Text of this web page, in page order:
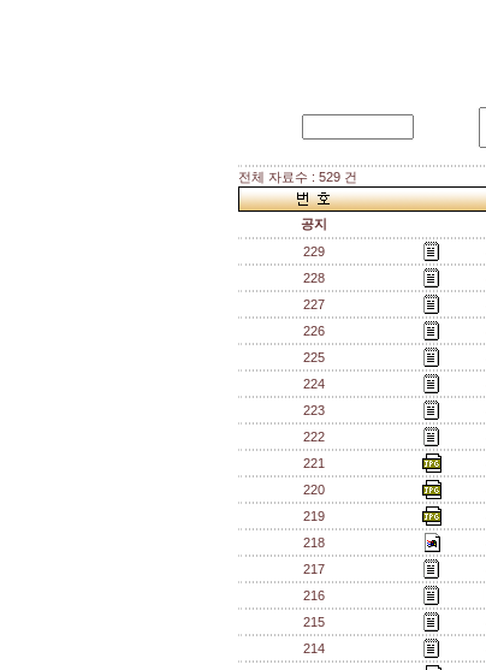
전체 자료수 : 529 건
공지
229
228
227
226
225
224
223
222
221
220
219
218
217
216
215
214